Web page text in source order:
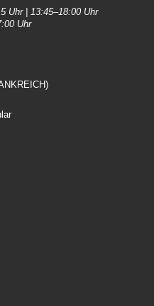
Uhr | 13:45–18:00 Uhr
Uhr